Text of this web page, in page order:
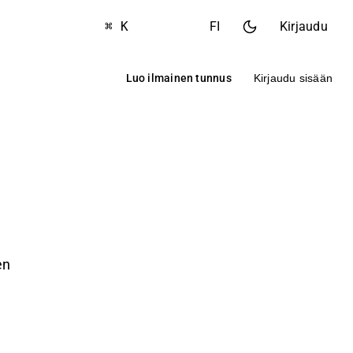
⌘ K FI Kirjaudu
Luo ilmainen tunnus Kirjaudu sisään